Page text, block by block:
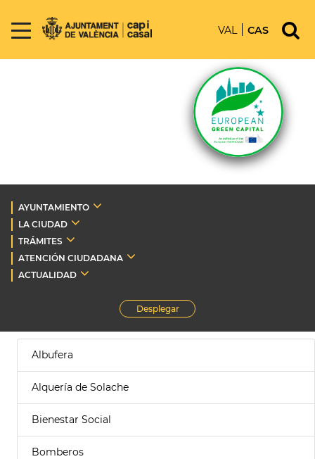
VAL CAS
AYUNTAMIENTO
LA CIUDAD
TRÁMITES
ATENCIÓN CIUDADANA
ACTUALIDAD
Desplegar
Albufera
Alquería de Solache
Bienestar Social
Bomberos